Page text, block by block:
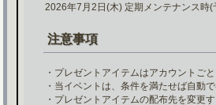
2026年7月2日(木) 定期メンテナンス時(
注意事項
・プレゼントアイテムはアカウントご
・当イベントは、条件を満たせば自動
・プレゼントアイテムの配布先を変更